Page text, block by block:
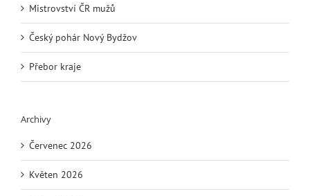
Mistrovství ČR mužů
Český pohár Nový Bydžov
Přebor kraje
Archivy
Červenec 2026
Květen 2026